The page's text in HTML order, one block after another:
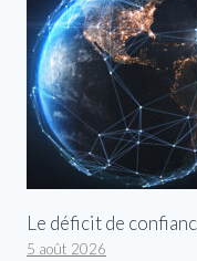
Le déficit de
5 août 2026